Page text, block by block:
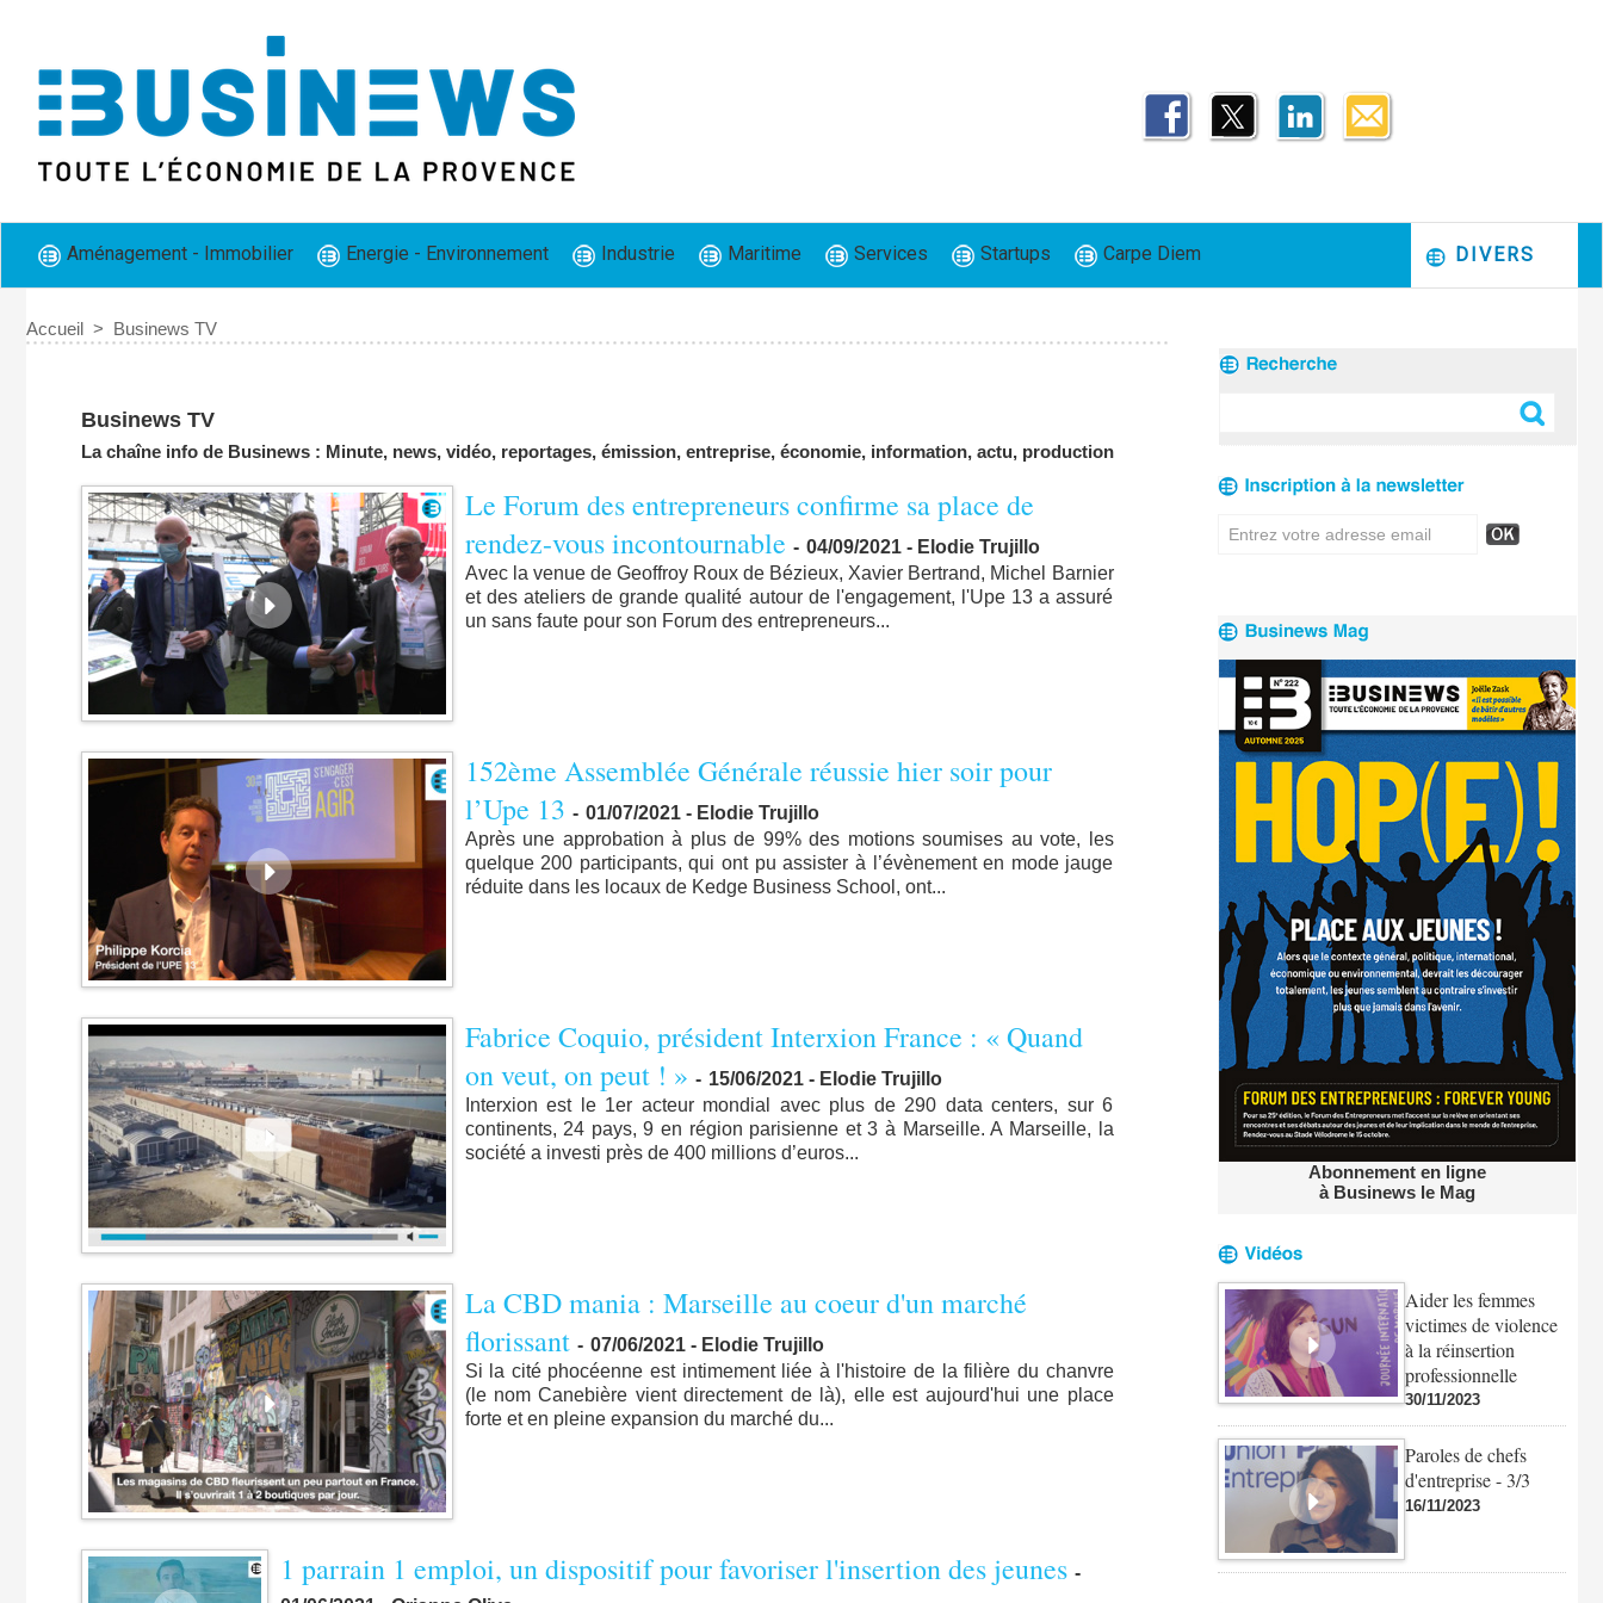
Aménagement - Immobilier Energie - Environnement Industrie Maritime Services Startups Carpe Diem DIVERS
Accueil > Businews TV
Businews TV
La chaîne info de Businews : Minute, news, vidéo, reportages, émission, entreprise, économie, information, actu, production
Le Forum des entrepreneurs confirme sa place de
rendez-vous incontournable - 04/09/2021 - Elodie Trujillo
Avec la venue de Geoffroy Roux de Bézieux, Xavier Bertrand, Michel Barnier
et des ateliers de grande qualité autour de l'engagement, l'Upe 13 a assuré
un sans faute pour son Forum des entrepreneurs...
152ème Assemblée Générale réussie hier soir pour
l’Upe 13 - 01/07/2021 - Elodie Trujillo
Après une approbation à plus de 99% des motions soumises au vote, les
quelque 200 participants, qui ont pu assister à l’évènement en mode jauge
réduite dans les locaux de Kedge Business School, ont...
Fabrice Coquio, président Interxion France : « Quand
on veut, on peut ! » - 15/06/2021 - Elodie Trujillo
Interxion est le 1er acteur mondial avec plus de 290 data centers, sur 6
continents, 24 pays, 9 en région parisienne et 3 à Marseille. A Marseille, la
société a investi près de 400 millions d’euros...
La CBD mania : Marseille au coeur d'un marché
florissant - 07/06/2021 - Elodie Trujillo
Si la cité phocéenne est intimement liée à l'histoire de la filière du chanvre
(le nom Canebière vient directement de là), elle est aujourd'hui une place
forte et en pleine expansion du marché du...
1 parrain 1 emploi, un dispositif pour favoriser l'insertion des jeunes -
Abonnement en ligne
à Businews le Mag
Aider les femmes
victimes de violence
à la réinsertion
professionnelle
30/11/2023
Paroles de chefs
d'entreprise - 3/3
16/11/2023